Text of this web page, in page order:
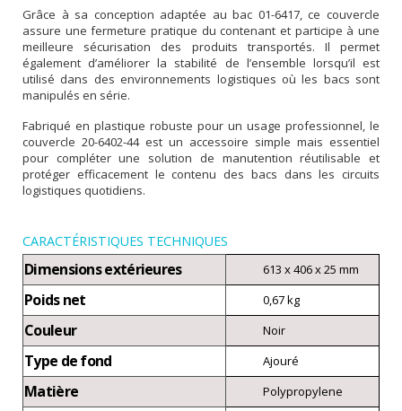
Grâce à sa conception adaptée au bac 01-6417, ce couvercle
assure une fermeture pratique du contenant et participe à une
meilleure sécurisation des produits transportés. Il permet
également d’améliorer la stabilité de l’ensemble lorsqu’il est
utilisé dans des environnements logistiques où les bacs sont
manipulés en série.
Fabriqué en plastique robuste pour un usage professionnel, le
couvercle 20-6402-44 est un accessoire simple mais essentiel
pour compléter une solution de manutention réutilisable et
protéger efficacement le contenu des bacs dans les circuits
logistiques quotidiens.
CARACTÉRISTIQUES TECHNIQUES
Dimensions extérieures 613 x 406 x 25 mm
Poids net 0,67 kg
Couleur Noir
Type de fond Ajouré
Matière Polypropylene